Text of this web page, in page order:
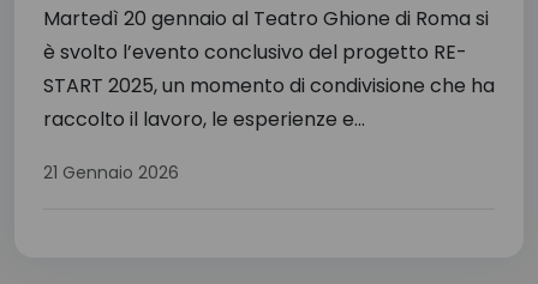
Martedì 20 gennaio al Teatro Ghione di Roma si
è svolto l’evento conclusivo del progetto RE-
START 2025, un momento di condivisione che ha
raccolto il lavoro, le esperienze e...
21 Gennaio 2026